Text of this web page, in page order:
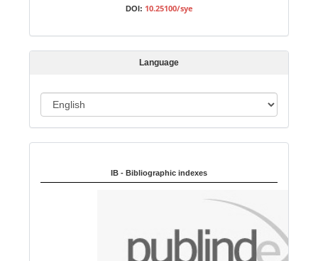
i
o
DOI: 10.25100/sye
Language
a
u
IB - Bibliographic indexes